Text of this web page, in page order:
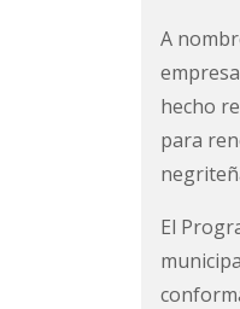
A
hecho
para
El